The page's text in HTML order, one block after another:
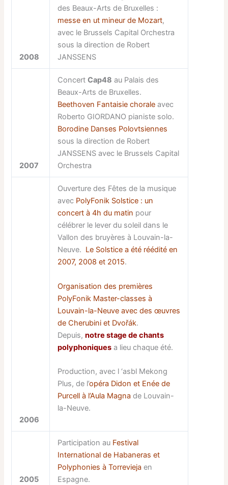
2008
des Beaux-Arts de Bruxelles :
messe en ut mineur de Mozart,
avec le Brussels Capital Orchestra
sous la direction de Robert
JANSSENS
2007
ConcertCap48 au Palais des
Beaux-Arts de Bruxelles.
Beethoven Fantaisie chorale avec
Roberto GIORDANO pianiste solo.
Borodine Danses Polovtsiennes
sous la direction de Robert
JANSSENS avec le Brussels Capital
Orchestra
2006
Ouverture des Fêtes de la musique
avec PolyFonik Solstice : un
concert à 4h du matin pour
célébrer le lever du soleil dans le
Vallon des bruyères à Louvain-la-
Neuve. Le Solstice a été réédité en
2007, 2008 et 2015.
Organisation des premières
PolyFonik Master-classes à
Louvain-la-Neuve avec des œuvres
de Cherubini et Dvořák.
Depuis,notre stage de chants
polyphoniques a lieu chaque été.
Production, avec l ‘asbl Mekong
Plus, de l’opéra Didon et Enée de
Purcell à l’Aula Magna de Louvain-
la-Neuve.
2005
Participation au Festival
International de Habaneras et
Polyphonies à Torrevieja en
Espagne.